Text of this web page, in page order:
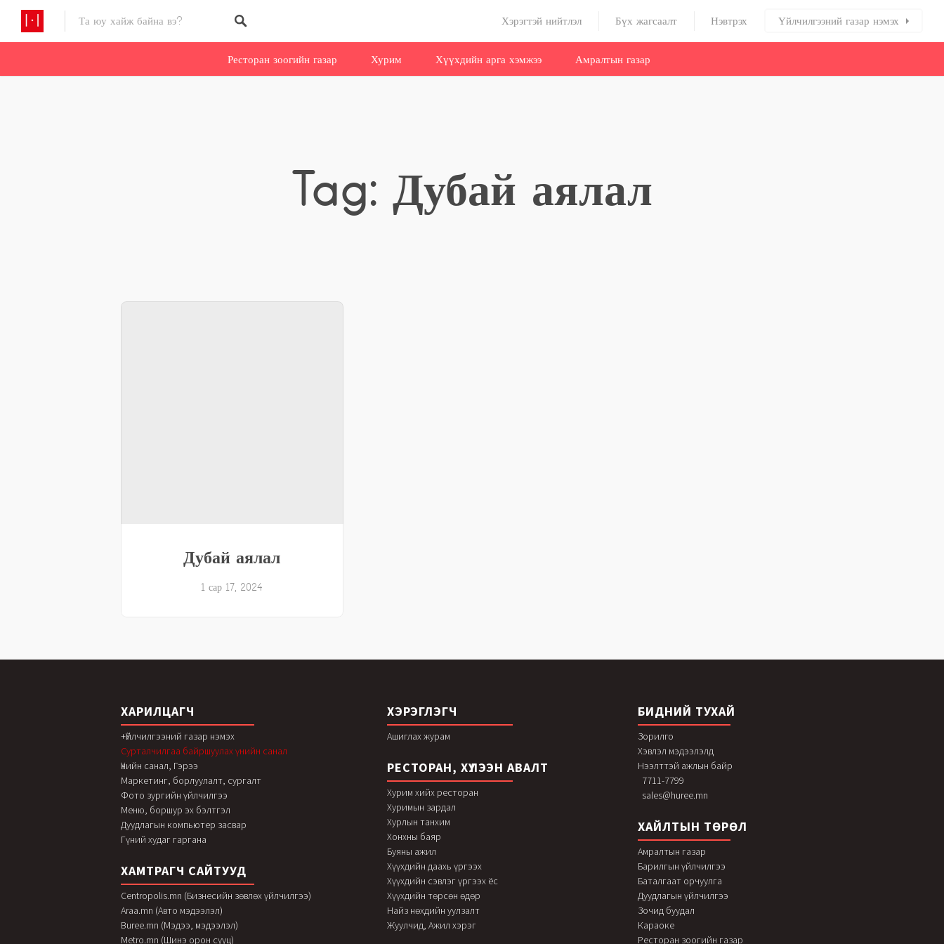
Хэрэгтэй нийтлэл Бүх жагсаалт Нэвтрэх Үйлчилгээний газар нэмэх
Ресторан зоогийн газар Хурим Хүүхдийн арга хэмжээ Амралтын газар
Tag: Дубай аялал
Дубай аялал
1 сар 17, 2024
ХАРИЛЦАГЧ
+Үйлчилгээний газар нэмэх
Сурталчилгаа байршуулах үнийн санал
Үнийн санал, Гэрээ
Маркетинг, борлуулалт, сургалт
Фото зургийн үйлчилгээ
Меню, боршур эх бэлтгэл
Дуудлагын компьютер засвар
Гүний худаг гаргана
ХАМТРАГЧ САЙТУУД
Centropolis.mn (Бизнесийн зөвлөх үйлчилгээ)
Araa.mn (Авто мэдээлэл)
Buree.mn (Мэдээ, мэдээлэл)
Metro.mn (Шинэ орон сууц)
ХЭРЭГЛЭГЧ
Ашиглах журам
РЕСТОРАН, ХҮЛЭЭН АВАЛТ
Хурим хийх ресторан
Хуримын зардал
Хурлын танхим
Хонхны баяр
Буяны ажил
Хүүхдийн даахь үргээх
Хүүхдийн сэвлэг үргээх ёс
Хүүхдийн төрсөн өдөр
Найз нөхдийн уулзалт
Жуулчид, Ажил хэрэг
БИДНИЙ ТУХАЙ
Зорилго
Хэвлэл мэдээлэлд
Нээлттэй ажлын байр
7711-7799
sales@huree.mn
ХАЙЛТЫН ТӨРӨЛ
Амралтын газар
Барилгын үйлчилгээ
Баталгаат орчуулга
Дуудлагын үйлчилгээ
Зочид буудал
Караоке
Ресторан зоогийн газар